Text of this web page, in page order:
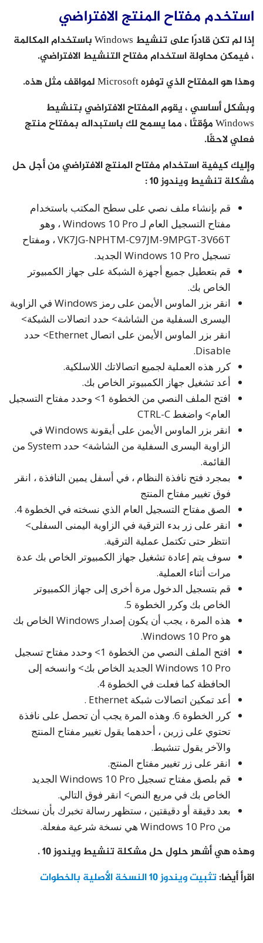
استخدم مفتاح المنتج الافتراضي
إذا لم تكن قادرًا على تنشيط Windows باستخدام المكالمة
، فيمكن محاولة استخدام مفتاح التنشيط الافتراضي.
وهذا هو المفتاح الذي توفره Microsoft لمواقف مثل هذه.
وبشكل أساسي ، يقوم المفتاح الافتراضي بتنشيط
Windows مؤقتًا ، مما يسمح لك باستبداله بمفتاح منتج
فعلي لاحقًا.
وإليك كيفية استخدام مفتاح المنتج الافتراضي من أجل حل
مشكلة تنشيط ويندوز 10 :
قم بإنشاء ملف نصي على سطح المكتب باستخدام
مفتاح التسجيل العام لـ Windows 10 Pro ، وهو
VK7JG-NPHTM-C97JM-9MPGT-3V66T ، ومفتاح
تسجيل Windows 10 Pro الجديد.
قم بتعطيل جميع أجهزة الشبكة على جهاز الكمبيوتر
الخاص بك.
انقر بزر الماوس الأيمن على رمز Windows في الزاوية
اليسرى السفلية من الشاشة> حدد اتصالات الشبكة>
انقر بزر الماوس الأيمن على اتصال Ethernet> حدد
Disable.
كرر هذه العملية لجميع اتصالاتك اللاسلكية.
أعد تشغيل جهاز الكمبيوتر الخاص بك.
افتح الملف النصي من الخطوة 1> وحدد مفتاح التسجيل
العام> واضغط CTRL-C
انقر بزر الماوس الأيمن على أيقونة Windows في
الزاوية اليسرى السفلية من الشاشة> حدد System من
القائمة.
بمجرد فتح نافذة النظام ، في أسفل يمين النافذة ، انقر
فوق تغيير مفتاح المنتج
الصق مفتاح التسجيل العام الذي نسخته في الخطوة 4.
انقر على زر بدء الترقية في الزاوية اليمنى السفلى>
انتظر حتى تكتمل عملية الترقية.
سوف يتم إعادة تشغيل جهاز الكمبيوتر الخاص بك عدة
مرات أثناء العملية.
قم بتسجيل الدخول مرة أخرى إلى جهاز الكمبيوتر
الخاص بك وكرر الخطوة 5.
هذه المرة ، يجب أن يكون إصدار Windows الخاص بك
هو Windows 10 Pro.
افتح الملف النصي من الخطوة 1> وحدد مفتاح تسجيل
Windows 10 Pro الجديد الخاص بك> وانسخه إلى
الحافظة كما فعلت في الخطوة 4.
أعد تمكين اتصالات شبكة Ethernet .
كرر الخطوة 6. وهذه المرة يجب أن تحصل على نافذة
تحتوي على زرين ، أحدهما يقول تغيير مفتاح المنتج
والآخر يقول تنشيط.
انقر على زر تغيير مفتاح المنتج.
قم بلصق مفتاح تسجيل Windows 10 Pro الجديد
الخاص بك في مربع النص> انقر فوق التالي.
بعد دقيقة أو دقيقتين ، ستظهر رسالة تخبرك بأن نسختك
من Windows 10 Pro هي نسخة شرعية مفعلة.
وهذه هي أشهر حلول حل مشكلة تنشيط ويندوز 10 .
اقرأ أيضا:تثبيت ويندوز 10 النسخة الأصلية بالخطوات